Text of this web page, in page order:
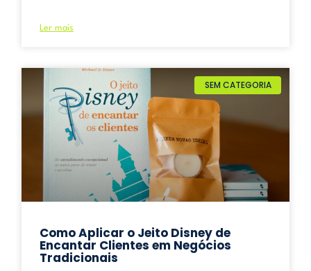
Ler mais
SEM CATEGORIA
Como Aplicar o Jeito Disney de
Encantar Clientes em Negócios
Tradicionais